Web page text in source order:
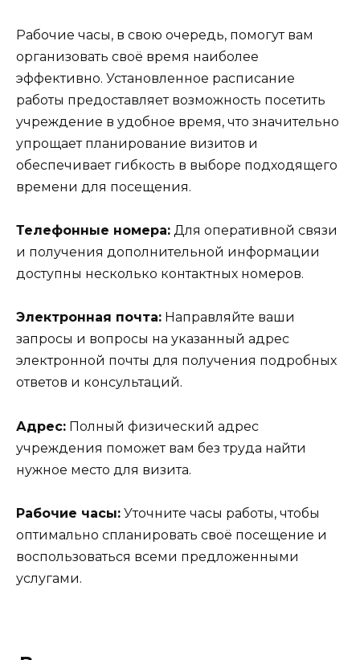
Рабочие часы, в свою очередь, помогут вам
организовать своё время наиболее
эффективно. Установленное расписание
работы предоставляет возможность посетить
учреждение в удобное время, что значительно
упрощает планирование визитов и
обеспечивает гибкость в выборе подходящего
времени для посещения.
Телефонные номера: Для оперативной связи
и получения дополнительной информации
доступны несколько контактных номеров.
Электронная почта: Направляйте ваши
запросы и вопросы на указанный адрес
электронной почты для получения подробных
ответов и консультаций.
Адрес: Полный физический адрес
учреждения поможет вам без труда найти
нужное место для визита.
Рабочие часы: Уточните часы работы, чтобы
оптимально спланировать своё посещение и
воспользоваться всеми предложенными
услугами.